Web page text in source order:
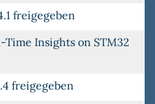
freigegeben
Time Insights on STM32
freigegeben